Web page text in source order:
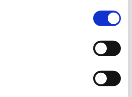
Nutzmaße: 6500 x 2200 x 2350 mm
Nutzmaße: 1400 x 1100 x 1100 mm